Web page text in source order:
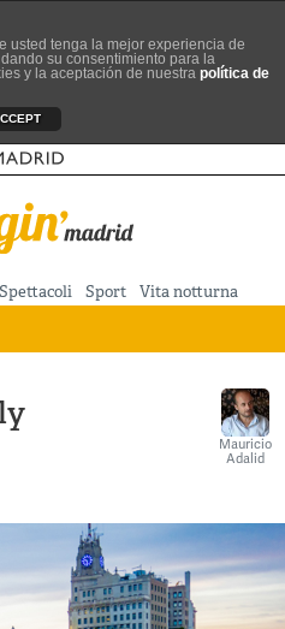
usted tenga la mejor experiencia de
su consentimiento para la
y la aceptación de nuestra política de
Spettacoli Sport Vita notturna
Mauricio
Adalid